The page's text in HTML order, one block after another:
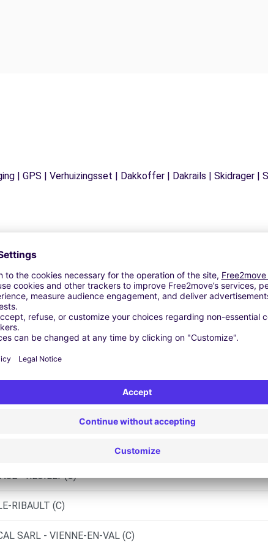
| GPS | Verhuizingsset | Dakkoffer | Dakrails | Skidrager |
Vergelijkbare Agentschappen
LANTHENAY (C)
DU BERRY - SAINT DOULCHARD (D)
DU BERRY - SAINT DOULCHARD (P)
- REUILLY (C)
RIBAULT (C)
SARL - VIENNE-EN-VAL (C)